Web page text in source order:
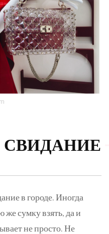
в городе. Иногда
сумку взять, да и
не просто. Не